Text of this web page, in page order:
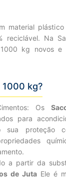
material
reciclável. Na
kg novos e
1000 kg?
Os
para
sua proteção
a partir da
de JutaEle é